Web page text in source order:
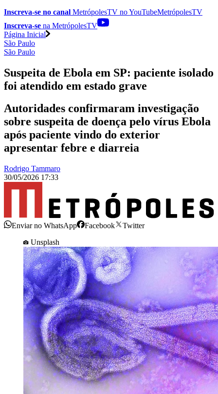
Inscreva-se no canal MetrópolesTV noYouTubeMetrópolesTV
Inscreva-se na MetrópolesTV
Página Inicial
São Paulo
São Paulo
Suspeita de Ebola em SP: paciente isolado
foi atendido em estado grave
Autoridades confirmaram investigação
sobre suspeita de doença pelo vírus Ebola
após paciente vindo do exterior
apresentar febre e diarreia
Rodrigo Tammaro
30/05/2026 17:33
Enviar no WhatsApp Facebook
Twitter
Unsplash